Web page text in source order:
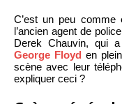
C’est un peu
l’ancien agent de
Derek Chauvin, qui
George Floyd en
scène avec leur
expliquer ceci ?